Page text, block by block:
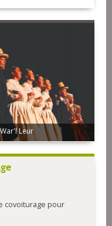
Leur
covoiturage pour